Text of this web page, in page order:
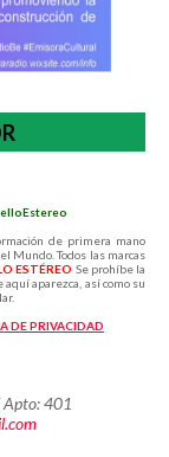
de primera mano
Mundo. Todos las marcas
ESTÉREO Se prohíbe la
aparezca, así como su
DE PRIVACIDAD
Apto: 401